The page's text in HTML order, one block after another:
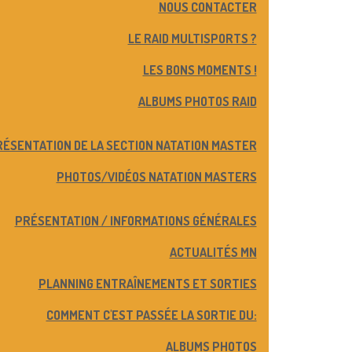
NOUS CONTACTER
LE RAID MULTISPORTS ?
LES BONS MOMENTS !
ALBUMS PHOTOS RAID
DE LA SECTION NATATION MASTER
PHOTOS/VIDÉOS NATATION MASTERS
PRÉSENTATION / INFORMATIONS GÉNÉRALES
ACTUALITÉS MN
PLANNING ENTRAÎNEMENTS ET SORTIES
COMMENT C'EST PASSÉE LA SORTIE DU:
ALBUMS PHOTOS